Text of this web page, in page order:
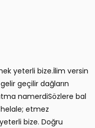
yeterli bize.İlim versin
geçilir dağların
namerdiSözlere bal
etmez
bize. Doğru